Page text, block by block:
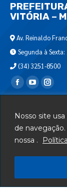
Nosso site
de
nossa .
VITÓRIA –
Av. Reinaldo
Segunda à
(34) 3251-8500
Encontre-nos em:
Departamento
Serviços
Mapa do Site